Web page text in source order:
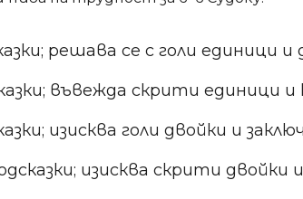
решава се с голи единици
въвежда скрити единици
изисква голи двойки и
изисква скрити